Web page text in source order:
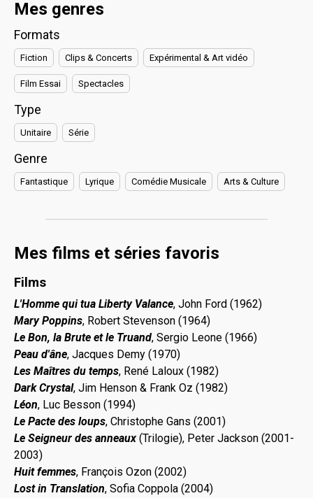
Mes genres
Formats
Fiction Clips & Concerts Expérimental & Art vidéo
Film Essai Spectacles
Type
Unitaire Série
Genre
Fantastique Lyrique Comédie Musicale Arts & Culture
Mes films et séries favoris
Films
L'Homme qui tua Liberty Valance, John Ford (1962)
Mary Poppins, Robert Stevenson (1964)
Le Bon, la Brute et le Truand, Sergio Leone (1966)
Peau d'âne, Jacques Demy (1970)
Les Maîtres du temps, René Laloux (1982)
Dark Crystal, Jim Henson & Frank Oz (1982)
Léon, Luc Besson (1994)
Le Pacte des loups, Christophe Gans (2001)
Le Seigneur des anneaux (Trilogie), Peter Jackson (2001-
2003)
Huit femmes, François Ozon (2002)
Lost in Translation, Sofia Coppola (2004)